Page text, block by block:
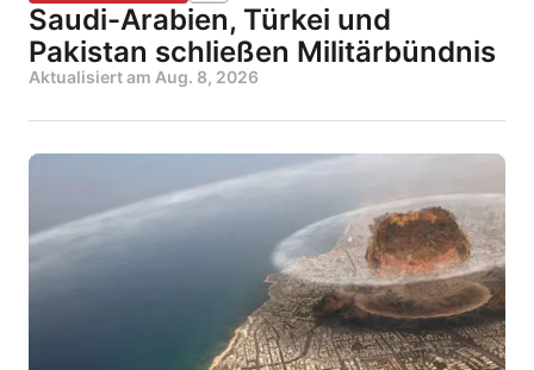
Saudi-Arabien, Türkei und
Pakistan schließen Militärbündnis
Aktualisiert am Aug. 8, 2026